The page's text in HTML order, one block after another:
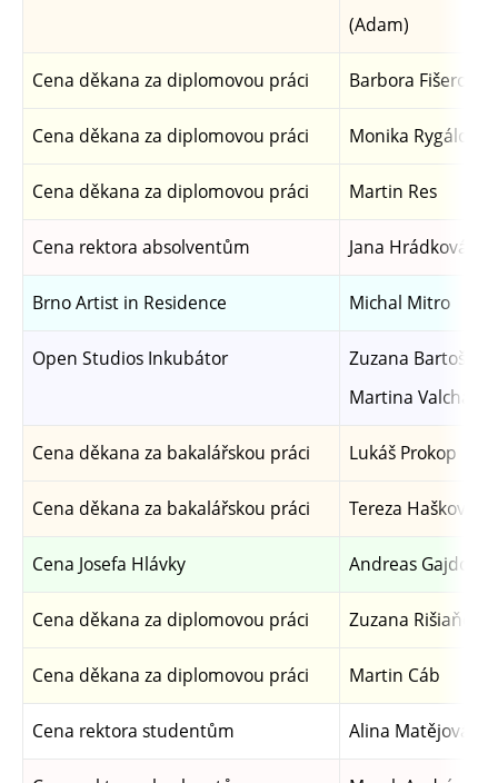
(Adam)
Cena děkana za diplomovou práci Barbora Fišerová
Cena děkana za diplomovou práci Monika Rygálová
Cena děkana za diplomovou práci Martin Res
Cena rektora absolventům Jana Hrádková
Brno Artist in Residence Michal Mitro
Open Studios Inkubátor
Zuzana Bartošová,
Martina
Cena děkana za bakalářskou práci Lukáš Prokop
Cena děkana za bakalářskou práci Tereza Hašková
Cena Josefa Hlávky Andreas Gajdošík
Cena děkana za diplomovou práci Zuzana Rišiaňová
Cena děkana za diplomovou práci Martin Cáb
Cena rektora studentům Alina Matějová